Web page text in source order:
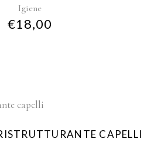
Igiene
€18,00
CAPELLI